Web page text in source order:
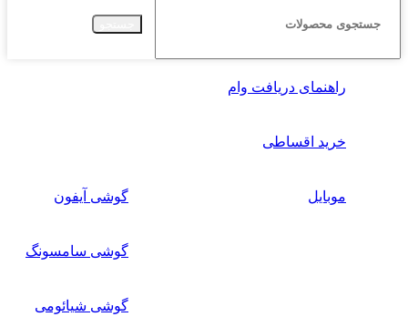
راهنمای دریافت وام
خرید اقساطی
موبایل گوشی آیفون
گوشی سامسونگ
گوشی شیائومی